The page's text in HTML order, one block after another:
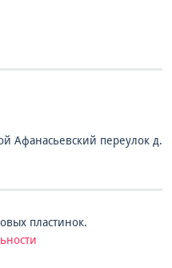
Афанасьевский переулок д.
пластинок.